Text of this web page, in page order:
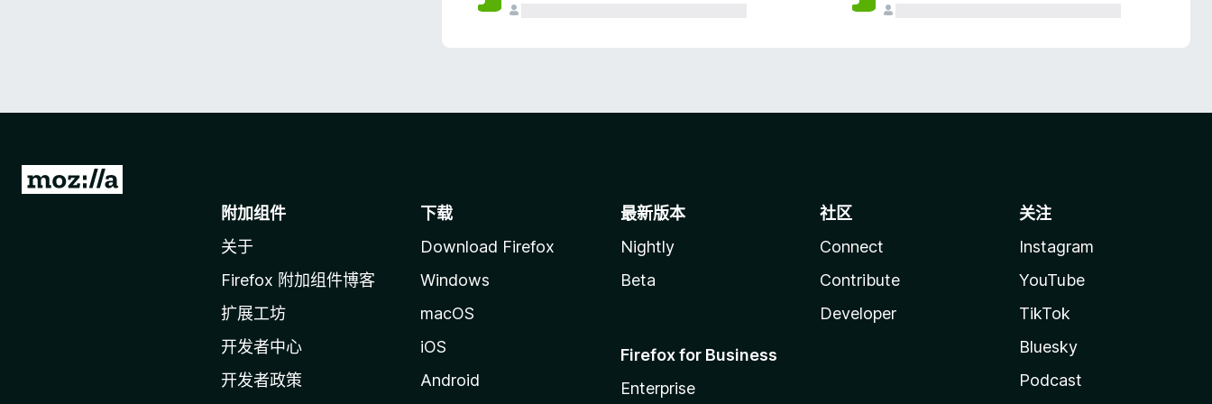
转
附加组件
关于
Firefox 附加组件博客
扩展工坊
开发者中心
开发者政策
下载
Download Firefox
Windows
macOS
iOS
Android
最新版本
Nightly
Beta
Firefox for Business
Enterprise
社区
Connect
Contribute
Developer
关注
Instagram
YouTube
TikTok
Bluesky
Podcast